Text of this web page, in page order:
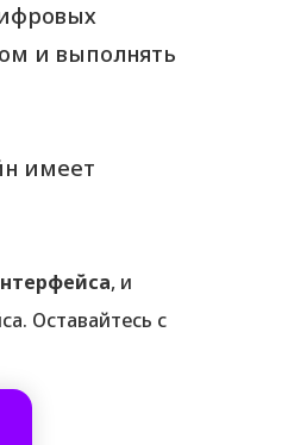
и выполнять
имеет
, и
Оставайтесь с